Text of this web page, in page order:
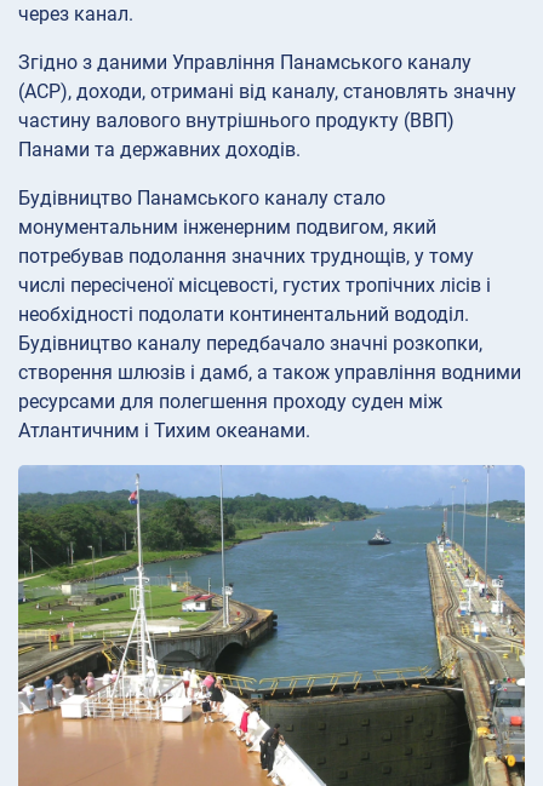
через канал.
Згідно з даними Управління Панамського каналу
(ACP), доходи, отримані від каналу, становлять значну
частину валового внутрішнього продукту (ВВП)
Панами та державних доходів.
Будівництво Панамського каналу стало
монументальним інженерним подвигом, який
потребував подолання значних труднощів, у тому
числі пересіченої місцевості, густих тропічних лісів і
необхідності подолати континентальний вододіл.
Будівництво каналу передбачало значні розкопки,
створення шлюзів і дамб, а також управління водними
ресурсами для полегшення проходу суден між
Атлантичним і Тихим океанами.